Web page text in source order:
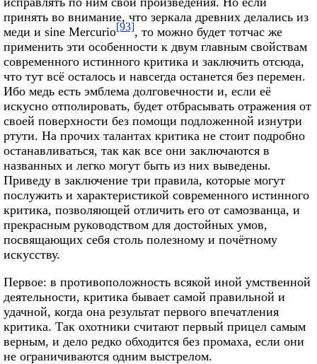
принять во внимание, что зеркала древних делались из
меди и sine Mercurio[93], то можно будет тотчас же
применить эти особенности к двум главным свойствам
современного истинного критика и заключить отсюда,
что тут всё осталось и навсегда останется без перемен.
Ибо медь есть эмблема долговечности и, если её
искусно отполировать, будет отбрасывать отражения от
своей поверхности без помощи подложенной изнутри
ртути. На прочих талантах критика не стоит подробно
останавливаться, так как все они заключаются в
названных и легко могут быть из них выведены.
Приведу в заключение три правила, которые могут
послужить и характеристикой современного истинного
критика, позволяющей отличить его от самозванца, и
прекрасным руководством для достойных умов,
посвящающих себя столь полезному и почётному
искусству.
Первое: в противоположность всякой иной умственной
деятельности, критика бывает самой правильной и
удачной, когда она результат первого впечатления
критика. Так охотники считают первый прицел самым
верным, и дело редко обходится без промаха, если они
не ограничиваются одним выстрелом.